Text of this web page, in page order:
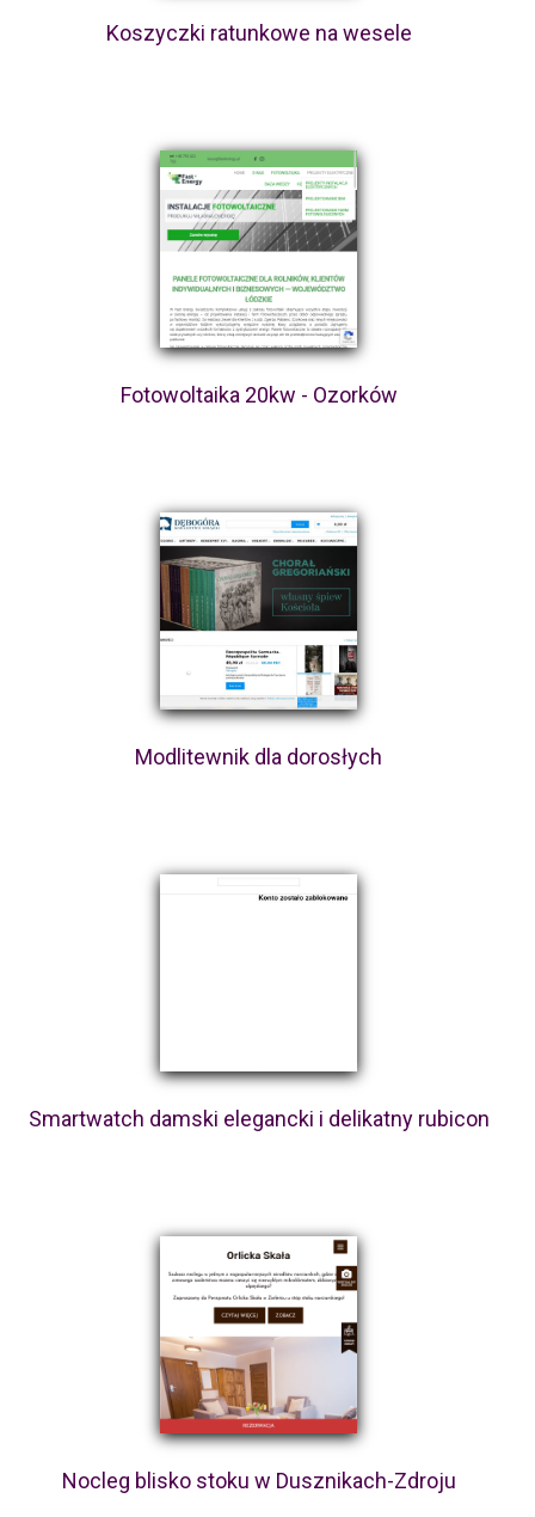
Koszyczki ratunkowe na wesele
Fotowoltaika 20kw - Ozorków
Modlitewnik dla dorosłych
Smartwatch damski elegancki i delikatny rubicon
Nocleg blisko stoku w Dusznikach-Zdroju